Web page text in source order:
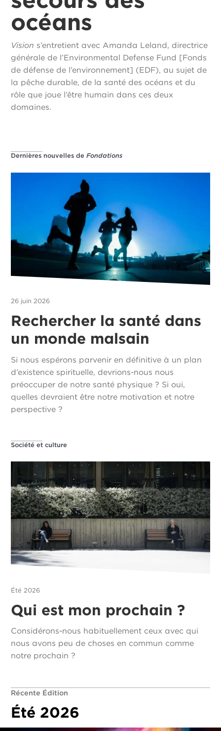
océans
Vision s’entretient avec Amanda Leland, directrice
générale de l’Environmental Defense Fund [Fonds
de défense de l’environnement] (EDF), au sujet de
la pêche durable, de la santé des océans et du
rôle que joue l’être humain dans ces deux
domaines.
Dernières nouvelles deFondations
26 juin 2026
Rechercher la santé dans
un monde malsain
Si nous espérons parvenir en définitive à un plan
d’existence spirituelle, devrions-nous nous
préoccuper de notre santé physique ? Si oui,
quelles devraient être notre motivation et notre
perspective ?
Société et culture
Été 2026
Qui est mon prochain ?
Considérons-nous habituellement ceux avec qui
nous avons peu de choses en commun comme
notre prochain ?
Récente Édition
Été 2026